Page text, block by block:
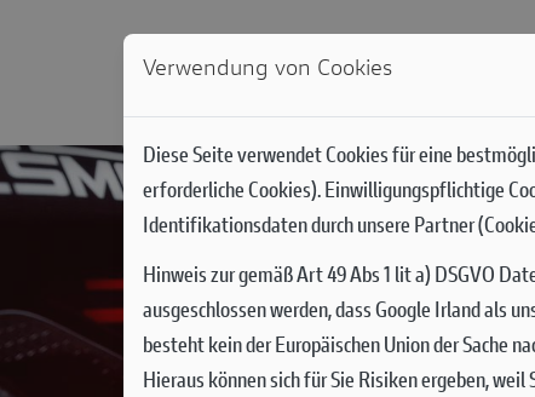
NEWS MODELLE DUCATI WORLD
Verwendung von Cookies
Diese Seite verwendet Cookies für eine
erforderliche Cookies). Einwilligungspflichtige
Identifikationsdaten durch unsere Partner
Hinweis zur gemäß Art 49 Abs 1 lit a) DSGVO
ausgeschlossen werden, dass Google Irland als
besteht kein der Europäischen Union der Sache
Hieraus können sich für Sie Risiken ergeben,